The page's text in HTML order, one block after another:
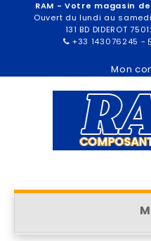
RAM - Votre magasin
Ouvert du lundi au
131 BD DIDEROT
+33 143076245 -
Mon